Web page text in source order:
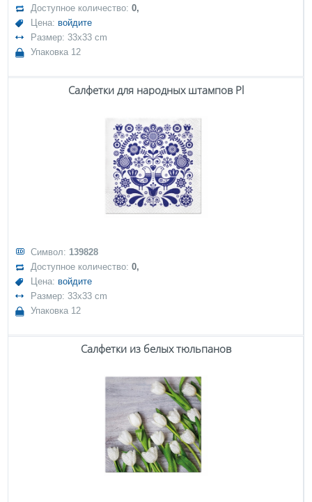
Доступное количество:0,
Цена: войдите
Размер: 33x33 cm
Упаковка 12
Салфетки для народных штампов Pl
Символ: 139828
Доступное количество:0,
Цена: войдите
Размер: 33x33 cm
Упаковка 12
Салфетки из белых тюльпанов